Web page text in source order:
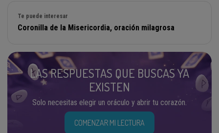
Te puede interesar
Coronilla de la Misericordia, oración milagrosa
LAS RESPUESTAS QUE BUSCAS YA
EXISTEN
Solo necesitas elegir un oráculo y abrir tu corazón.
COMENZAR MI LECTURA